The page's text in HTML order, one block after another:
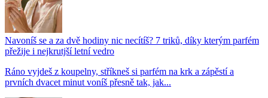
Navoníš se a za dvě hodiny nic necítíš? 7 triků, díky kterým parfém
přežije i nejkrutjší letní vedro
Ráno vyjdeš z koupelny, stříkneš si parfém na krk a zápěstí a
prvních dvacet minut voníš přesně tak, jak...